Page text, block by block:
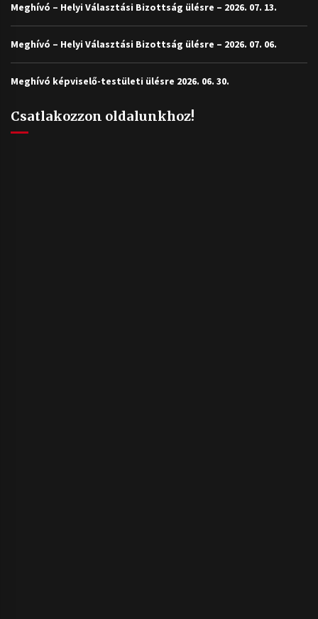
Meghívó – Helyi Választási Bizottság ülésre – 2026. 07. 13.
Meghívó – Helyi Választási Bizottság ülésre – 2026. 07. 06.
Meghívó képviselő-testületi ülésre 2026. 06. 30.
Csatlakozzon oldalunkhoz!